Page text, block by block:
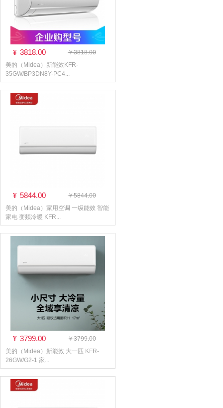
¥ 3818.00
￥3818.00
美的（Midea）新能效KFR-
35GW/BP3DN8Y-PC4...
¥ 5844.00
￥5844.00
美的（Midea）家用空调 一级能效 智能
家电 变频冷暖 KFR...
¥ 3799.00
￥3799.00
美的（Midea）新能效 大一匹 KFR-
26GW/G2-1 家...